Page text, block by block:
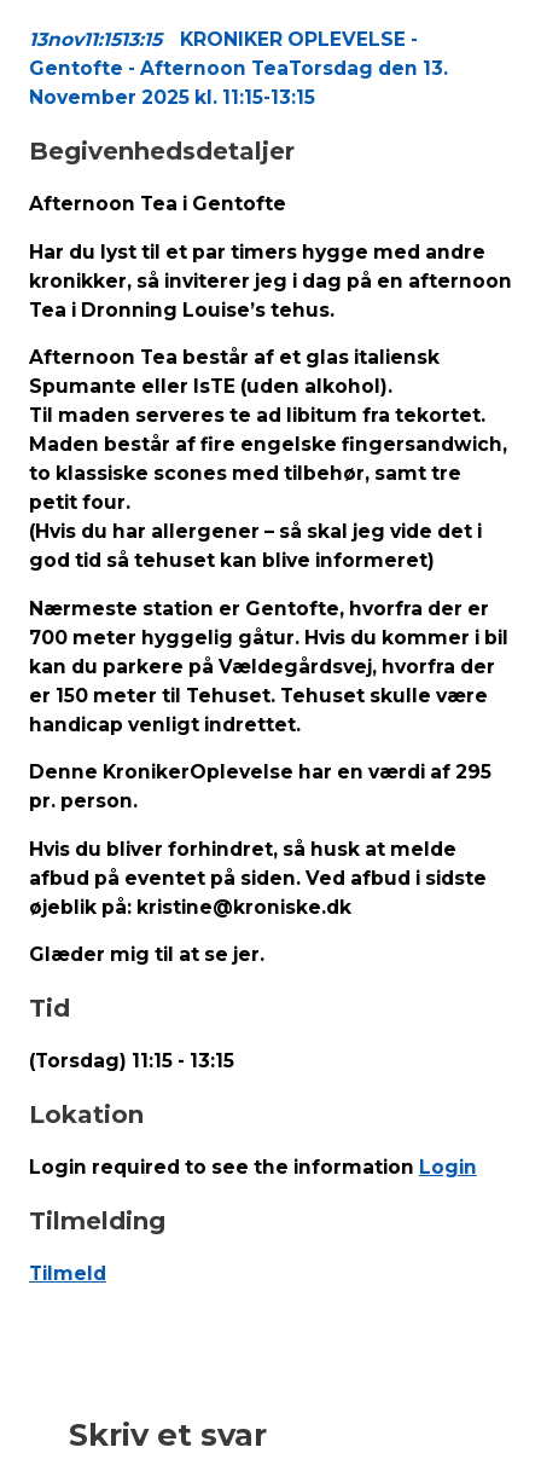
13nov11:1513:15
KRONIKER OPLEVELSE -
Gentofte - Afternoon TeaTorsdag den 13.
November 2025 kl. 11:15-13:15
Begivenhedsdetaljer
Afternoon Tea i Gentofte
Har du lyst til et par timers hygge med andre
kronikker, så inviterer jeg i dag på en afternoon
Tea i Dronning Louise’s tehus.
Afternoon Tea består af et glas italiensk
Spumante eller IsTE (uden alkohol).
Til maden serveres te ad libitum fra tekortet.
Maden består af fire engelske fingersandwich,
to klassiske scones med tilbehør, samt tre
petit four.
(Hvis du har allergener – så skal jeg vide det i
god tid så tehuset kan blive informeret)
Nærmeste station er Gentofte, hvorfra der er
700 meter hyggelig gåtur. Hvis du kommer i bil
kan du parkere på Vældegårdsvej, hvorfra der
er 150 meter til Tehuset. Tehuset skulle være
handicap venligt indrettet.
Denne KronikerOplevelse har en værdi af 295
pr. person.
Hvis du bliver forhindret, så husk at melde
afbud på eventet på siden. Ved afbud i sidste
øjeblik på: kristine@kroniske.dk
Glæder mig til at se jer.
Tid
(Torsdag) 11:15 - 13:15
Lokation
Login required to see the information Login
Tilmelding
Tilmeld
Skriv et svar